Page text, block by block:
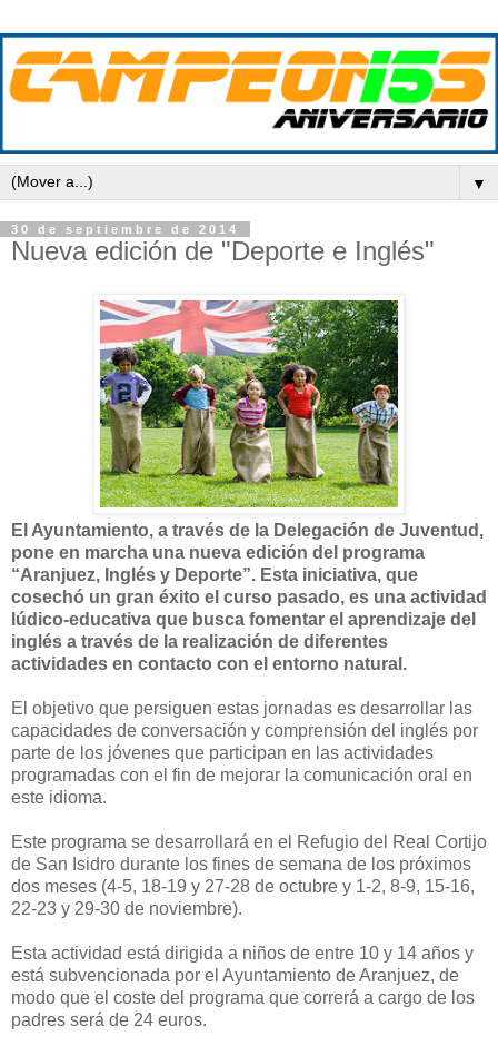
▼
30 de septiembre de 2014
Nueva edición de "Deporte e Inglés"
El Ayuntamiento, a través de la Delegación de Juventud,
pone en marcha una nueva edición del programa
“Aranjuez, Inglés y Deporte”. Esta iniciativa, que
cosechó un gran éxito el curso pasado, es una actividad
lúdico-educativa que busca fomentar el aprendizaje del
inglés a través de la realización de diferentes
actividades en contacto con el entorno natural.
El objetivo que persiguen estas jornadas es desarrollar las
capacidades de conversación y comprensión del inglés por
parte de los jóvenes que participan en las actividades
programadas con el fin de mejorar la comunicación oral en
este idioma.
Este programa se desarrollará en el Refugio del Real Cortijo
de San Isidro durante los fines de semana de los próximos
dos meses (4-5, 18-19 y 27-28 de octubre y 1-2, 8-9, 15-16,
22-23 y 29-30 de noviembre).
Esta actividad está dirigida a niños de entre 10 y 14 años y
está subvencionada por el Ayuntamiento de Aranjuez, de
modo que el coste del programa que correrá a cargo de los
padres será de 24 euros.